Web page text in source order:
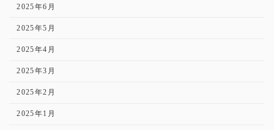
2025年6月
2025年5月
2025年4月
2025年3月
2025年2月
2025年1月